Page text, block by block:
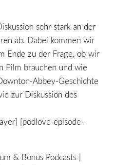
sehr stark an der
ab. Dabei kommen wir
Ende zu der Frage, ob wir
Film brauchen und wie
Abbey-Geschichte
zur Diskussion des
[podlove-episode-
& Bonus Podcasts |